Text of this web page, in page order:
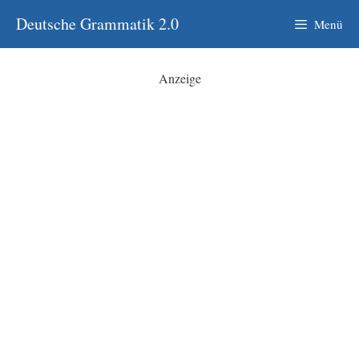
Inhalt
springen
Deutsche Grammatik 2.0 Menü
Anzeige